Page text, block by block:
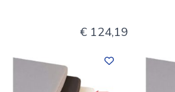
€ 124,19